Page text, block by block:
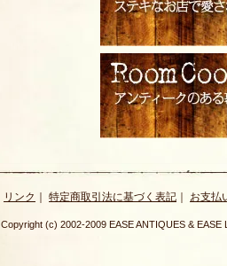
リンク 特定商取引法に基づく表記 お支払
Copyright (c) 2002-2009 EASE ANTIQUES &